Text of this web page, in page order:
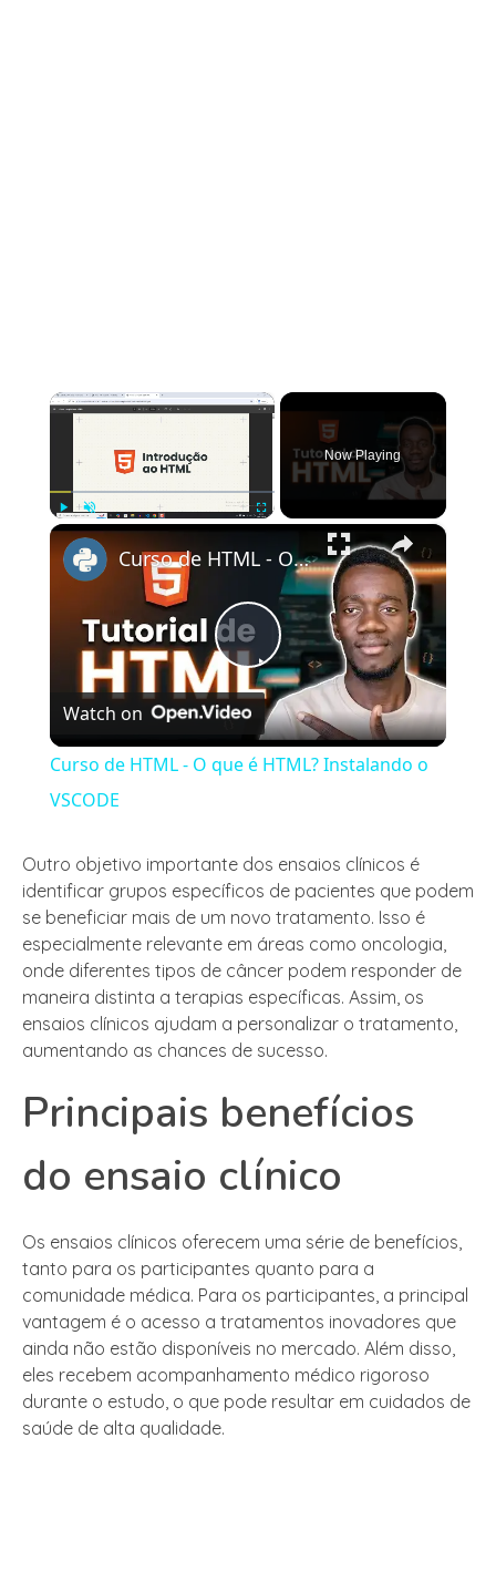
×
Now Playing
×
Play
Video
Curso de HTML - O que é HTML? Instalando o VSCODE
Watch on
Curso de HTML - O que é HTML? Instalando o
VSCODE
Outro objetivo importante dos ensaios clínicos é
identificar grupos específicos de pacientes que podem
se beneficiar mais de um novo tratamento. Isso é
especialmente relevante em áreas como oncologia,
onde diferentes tipos de câncer podem responder de
maneira distinta a terapias específicas. Assim, os
ensaios clínicos ajudam a personalizar o tratamento,
aumentando as chances de sucesso.
Principais benefícios
do ensaio clínico
Os ensaios clínicos oferecem uma série de benefícios,
tanto para os participantes quanto para a
comunidade médica. Para os participantes, a principal
vantagem é o acesso a tratamentos inovadores que
ainda não estão disponíveis no mercado. Além disso,
eles recebem acompanhamento médico rigoroso
durante o estudo, o que pode resultar em cuidados de
saúde de alta qualidade.